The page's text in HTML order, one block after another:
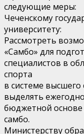
следующие меры:
Чеченскому
университету:
Рассмотреть
«Самбо» для
специалистов в
спорта
в системе высшего
выделять
бюджетной основе
самбо.
Министерству